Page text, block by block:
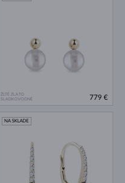
ŽLTÉ ZLATO
SLADKOVODNÉ
779 €
NA SKLADE